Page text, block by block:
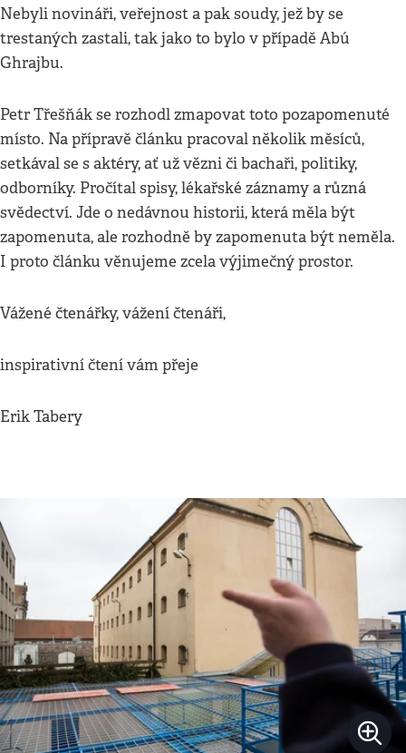
Nebyli novináři, veřejnost a pak soudy, jež by se
trestaných zastali, tak jako to bylo v případě Abú
Ghrajbu.
Petr Třešňák se rozhodl zmapovat toto pozapomenuté
místo. Na přípravě článku pracoval několik měsíců,
setkával se s aktéry, ať už vězni či bachaři, politiky,
odborníky. Pročítal spisy, lékařské záznamy a různá
svědectví. Jde o nedávnou historii, která měla být
zapomenuta, ale rozhodně by zapomenuta být neměla.
I proto článku věnujeme zcela výjimečný prostor.
Vážené čtenářky, vážení čtenáři,
inspirativní čtení vám přeje
Erik Tabery